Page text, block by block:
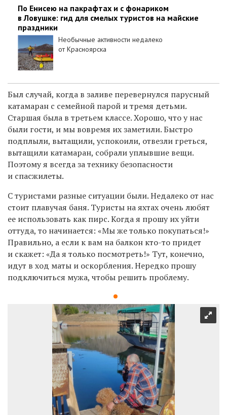
По Енисею на пакрафтах и с фонариком
в Ловушке: гид для смелых туристов на майские
праздники
Необычные активности недалеко
от Красноярска
Был случай, когда в заливе перевернулся парусный
катамаран с семейной парой и тремя детьми.
Старшая была в третьем классе. Хорошо, что у нас
были гости, и мы вовремя их заметили. Быстро
подплыли, вытащили, успокоили, отвезли греться,
вытащили катамаран, собрали уплывшие вещи.
Поэтому я всегда за технику безопасности
и спасжилеты.
С туристами разные ситуации были. Недалеко от нас
стоит плавучая баня. Туристы на яхтах очень любят
ее использовать как пирс. Когда я прошу их уйти
оттуда, то начинается: «Мы же только покупаться!»
Правильно, а если к вам на балкон кто-то придет
и скажет: «Да я только посмотреть!» Тут, конечно,
идут в ход маты и оскорбления. Нередко прошу
подключиться мужа, чтобы решить проблему.